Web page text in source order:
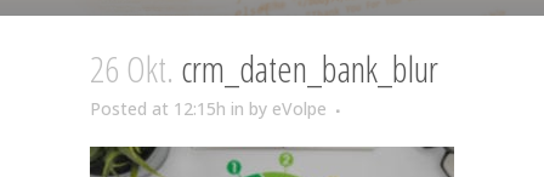
26 Okt. crm_daten_bank_blur
Posted at 12:15h in by eVolpe